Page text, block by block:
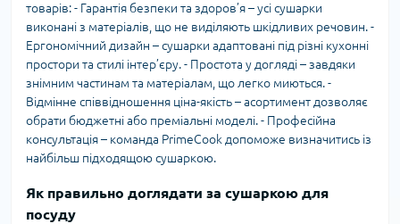
товарів: - Гарантія безпеки та здоров’я – усі сушарки
виконані з матеріалів, що не виділяють шкідливих речовин. -
Ергономічний дизайн – сушарки адаптовані під різні кухонні
простори та стилі інтер’єру. - Простота у догляді – завдяки
знімним частинам та матеріалам, що легко миються. -
Відмінне співвідношення ціна-якість – асортимент дозволяє
обрати бюджетні або преміальні моделі. - Професійна
консультація – команда PrimeCook допоможе визначитись із
найбільш підходящою сушаркою.
Як правильно доглядати за сушаркою для
посуду